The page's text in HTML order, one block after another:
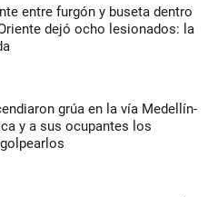
entre furgón y buseta dentro
dejó ocho lesionados: la
grúa en la vía Medellín-
y a sus ocupantes los